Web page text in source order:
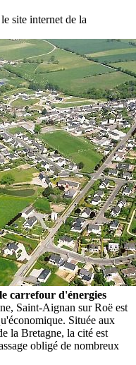
site internet de la
carrefour d'énergies
Saint-Aignan sur Roë est
Située aux
la Bretagne, la cité est
obligé de nombreux